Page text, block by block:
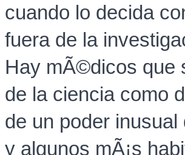
cuando lo decida
fuera de la
Hay mÃ©dicos que
de la ciencia como
de un poder
y algunos mÃ¡s